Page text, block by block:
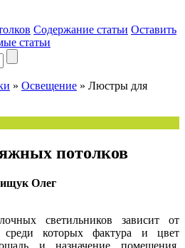
Содержание статьи Оставить
статьи
» Освещение » Люстры для
потолков
Олег
светильников зависит от
среди которых фактура и цвет
и назначение помещения,